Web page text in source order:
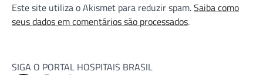
Este site utiliza o Akismet para reduzir spam.Saiba como
seus dados em comentários são processados.
SIGA O PORTAL HOSPITAIS BRASIL